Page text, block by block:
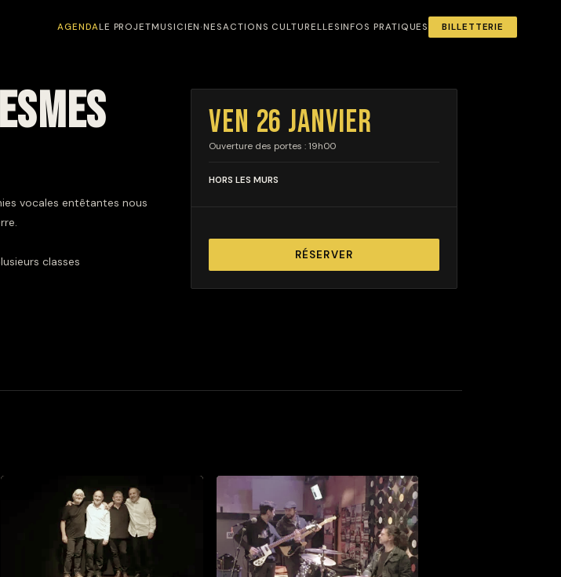
AGENDALE PROJETMUSICIEN·NESACTIONS CULTURELLESINFOS PRATIQUES BILLETTERIE
vocales entêtantes nous
classes
VEN 26 JANVIER
Ouverture des portes : 19h00
HORS LES MURS
RÉSERVER